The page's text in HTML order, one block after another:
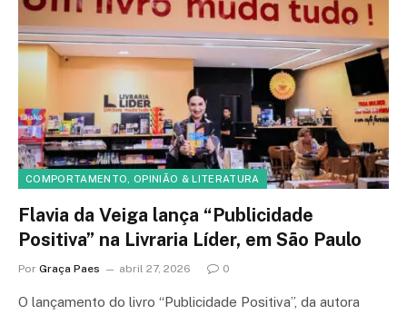
COMPORTAMENTO, OPINIÃO & LITERATURA
Flavia da Veiga lança “Publicidade
Positiva” na Livraria Líder, em São Paulo
Por Graça Paes abril 27, 2026 0
O lançamento do livro “Publicidade Positiva”, da autora